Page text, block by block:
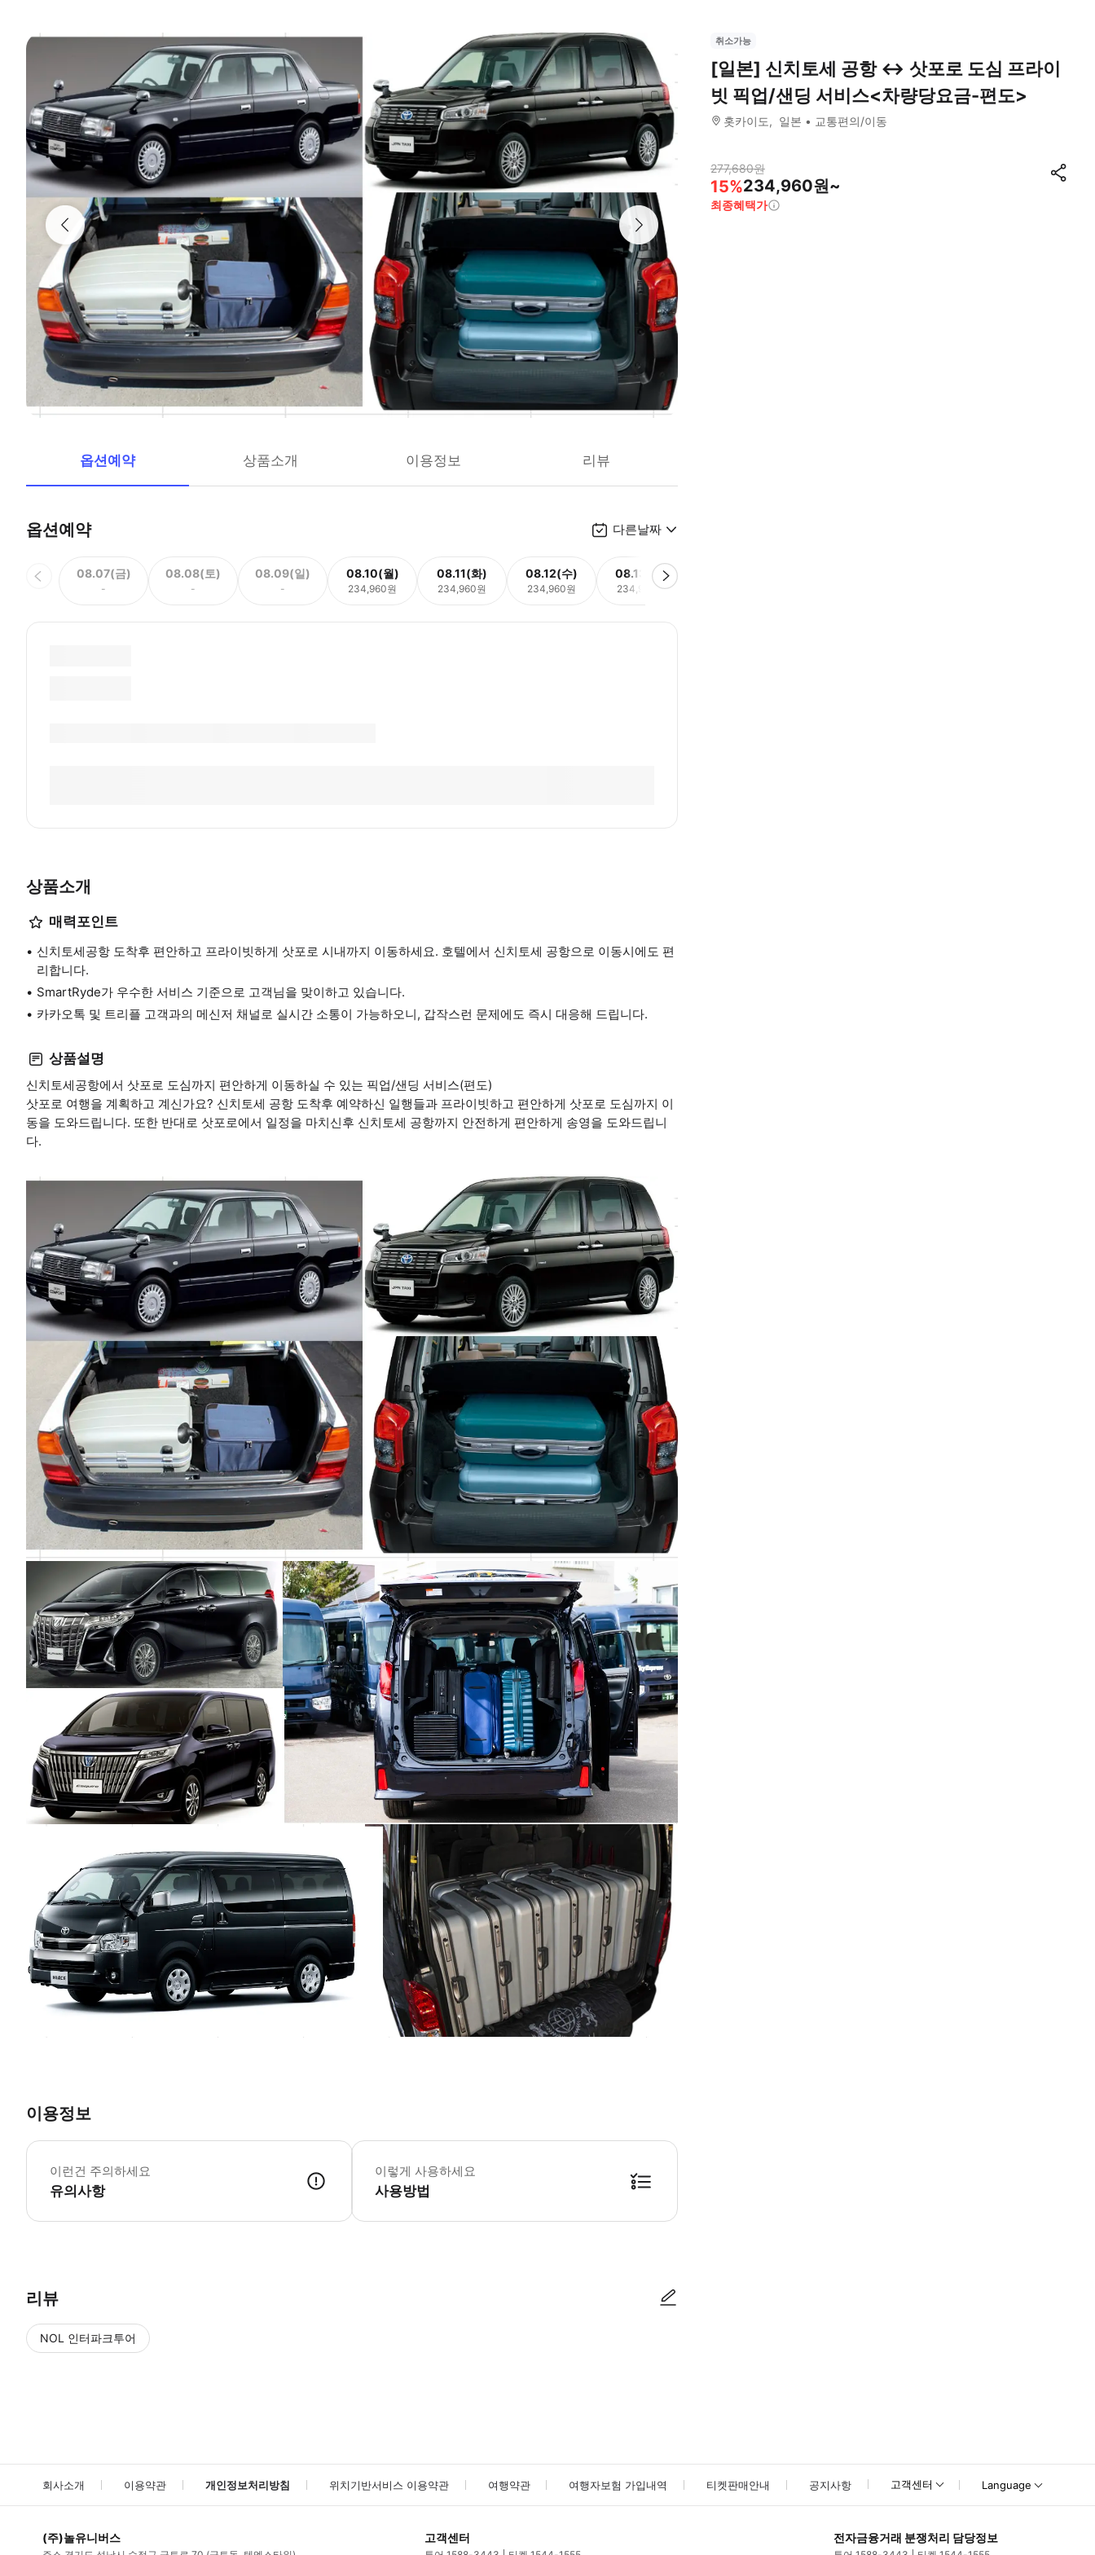
옵션예약 상품소개 이용정보 리뷰
옵션예약 다른날짜
08.07(금)
-
08.08(토)
-
08.09(일)
-
08.10(월)
234,960원
08.11(화)
234,960원
08.12(수)
234,960원
08.13(목)
234,960원
상품소개
매력포인트
신치토세공항 도착후 편안하고 프라이빗하게 삿포로 시내까지 이동하세요. 호텔에서 신치토세 공항으로 이동시에도 편
리합니다.
SmartRyde가 우수한 서비스 기준으로 고객님을 맞이하고 있습니다.
카카오톡 및 트리플 고객과의 메신저 채널로 실시간 소통이 가능하오니, 갑작스런 문제에도 즉시 대응해 드립니다.
상품설명
신치토세공항에서 삿포로 도심까지 편안하게 이동하실 수 있는 픽업/샌딩 서비스(편도)
삿포로 여행을 계획하고 계신가요? 신치토세 공항 도착후 예약하신 일행들과 프라이빗하고 편안하게 삿포로 도심까지 이
동을 도와드립니다. 또한 반대로 삿포로에서 일정을 마치신후 신치토세 공항까지 안전하게 편안하게 송영을 도와드립니
다.
이용정보
이런건 주의하세요
유의사항
<예약전 유의사항-필독!> - 상품이용일 기준 최소 72시간 전 예약상품입니다. - 예약시 필요한 정보<영문으로 기입부탁드립니다> A. 고객님 성함<영문
이렇게 사용하세요
사용방법
리뷰
NOL 인터파크투어
취소가능
[일본] 신치토세 공항 ↔ 삿포로 도심 프라이
빗 픽업/샌딩 서비스<차량당요금-편도>
홋카이도 일본 교통편의/이동
277,680원
15%234,960원~
최종혜택가
회사소개 이용약관 개인정보처리방침 위치기반서비스 이용약관 여행약관 여행자보험 가입내역 티켓판매안내 공지사항 고객센터 Language
(주)놀유니버스 고객센터 전자금융거래 분쟁처리 담당정보